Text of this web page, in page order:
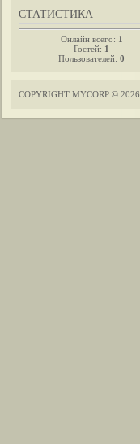
СТАТИСТИКА
Онлайн всего: 1
Гостей: 1
Пользователей: 0
COPYRIGHT MYCORP © 2026